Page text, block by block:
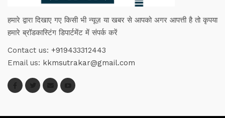
हमारे द्वारा दिखाए गए किसी भी न्यूज़ या खबर से आपको अगर आपत्ती है तो कृपया
हमारे ब्रॉडकास्टिंग डिपार्टमेंट में संपर्क करें
Contact us: +919433312443
Email us: kkmsutrakar@gmail.com